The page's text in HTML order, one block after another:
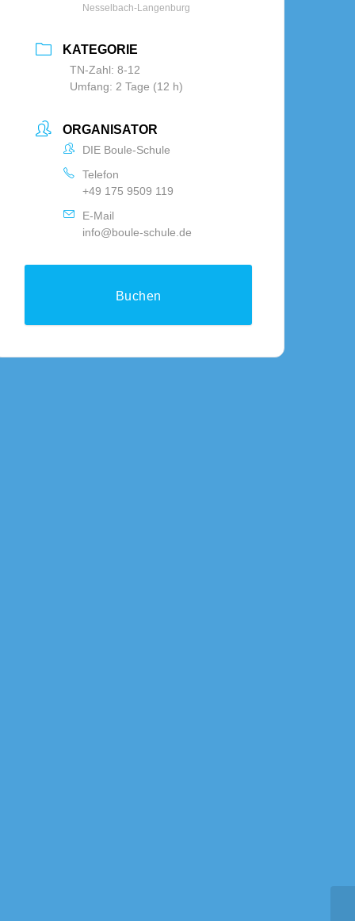
Nesselbach-Langenburg
KATEGORIE
TN-Zahl: 8-12
Umfang: 2 Tage (12 h)
ORGANISATOR
DIE Boule-Schule
Telefon
+49 175 9509 119
E-Mail
info@boule-schule.de
Buchen